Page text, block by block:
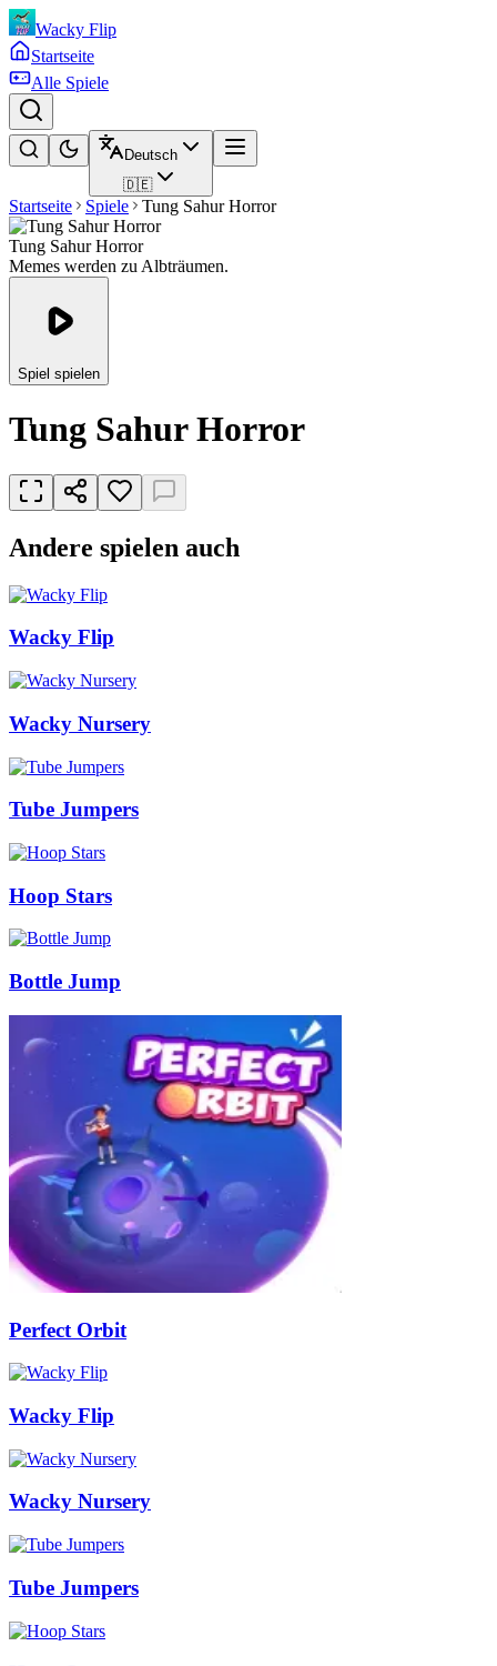
Wacky Flip
Startseite
Alle Spiele
Deutsch
🇩🇪
Startseite Spiele Tung Sahur Horror
Tung Sahur Horror
Memes werden zu Albträumen.
Spiel spielen
Tung Sahur Horror
Andere spielen auch
Wacky Flip
Wacky Nursery
Tube Jumpers
Hoop Stars
Bottle Jump
Perfect Orbit
Wacky Flip
Wacky Nursery
Tube Jumpers